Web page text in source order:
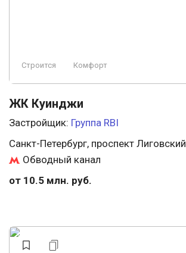
Строится Комфорт
ЖК Куинджи
Застройщик: Группа RBI
Санкт-Петербург, проспект Лиговский
Обводный канал
от 10.5 млн. руб.